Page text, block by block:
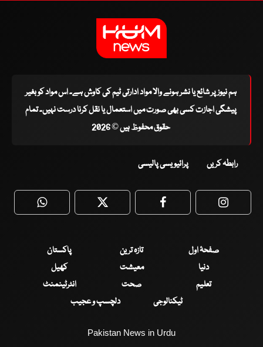
ہم نیوز پر شائع یا نشر ہونے والا مواد ادارتی ٹیم کی کاوش ہے۔ اس مواد کو بغیر
پیشگی اجازت کسی بھی صورت میں استعمال یا نقل کرنا درست نہیں۔ تمام
حقوق محفوظ ہیں © 2026
رابطہ کریں پرائیویسی پالیسی
WhatsApp Twitter Facebook
صفحۂ اول تازہ ترین
پاکستان
دنیا
معیشت
کھیل
تعلیم
صحت
انٹرٹینمنٹ
ٹیکنالوجی
دلچسپ و عجیب
Pakistan News in Urdu